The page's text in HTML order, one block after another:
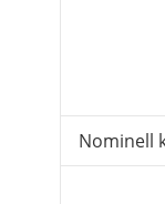
Nominell